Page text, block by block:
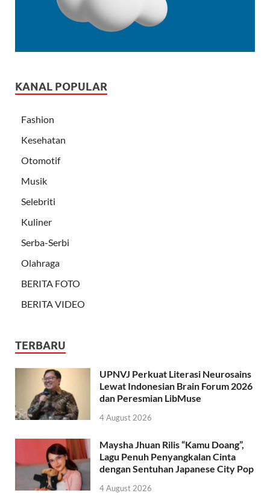
KANAL POPULAR
Fashion
Kesehatan
Otomotif
Musik
Selebriti
Kuliner
Serba-Serbi
Olahraga
BERITA FOTO
BERITA VIDEO
TERBARU
UPNVJ Perkuat Literasi Neurosains
Lewat Indonesian Brain Forum 2026
dan Peresmian LibMuse
4 August 2026
Maysha Jhuan Rilis “Kamu Doang”,
Lagu Penuh Penyangkalan Cinta
dengan Sentuhan Japanese City Pop
4 August 2026